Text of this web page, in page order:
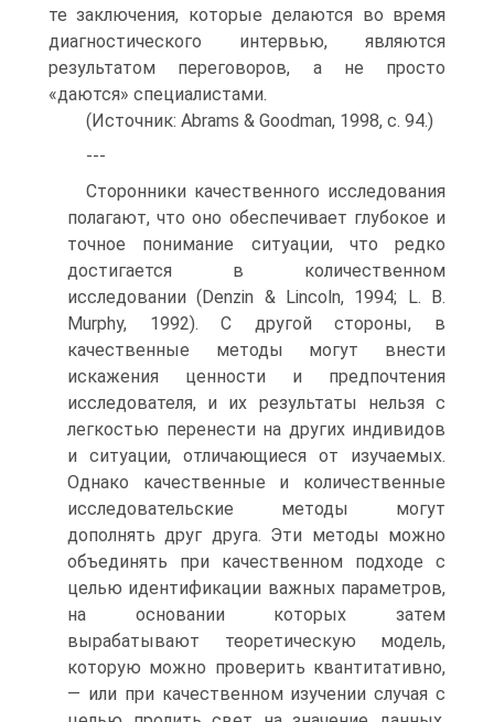
те заключения, которые делаются во время
диагностического интервью, являются
результатом переговоров, а не просто
«даются» специалистами.
(Источник: Abrams & Goodman, 1998, с. 94.)
---
Сторонники качественного исследования
полагают, что оно обеспечивает глубокое и
точное понимание ситуации, что редко
достигается в количественном
исследовании (Denzin & Lincoln, 1994; L. В.
Murphy, 1992). С другой стороны, в
качественные методы могут внести
искажения ценности и предпочтения
исследователя, и их результаты нельзя с
легкостью перенести на других индивидов
и ситуации, отличающиеся от изучаемых.
Однако качественные и количественные
исследовательские методы могут
дополнять друг друга. Эти методы можно
объединять при качественном подходе с
целью идентификации важных параметров,
на основании которых затем
вырабатывают теоретическую модель,
которую можно проверить квантитативно,
— или при качественном изучении случая с